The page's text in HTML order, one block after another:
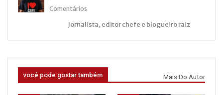
Comentários
Jornalista, editor chefe e blogueiro raiz
você pode gostar também Mais Do Autor